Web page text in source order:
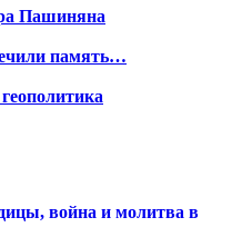
Пашиняна
память…
война и молитва в